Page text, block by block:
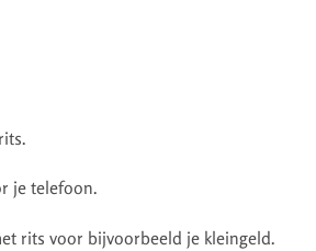
je telefoon.
rits voor bijvoorbeeld je kleingeld.